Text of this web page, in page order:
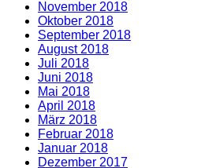
November 2018
Oktober 2018
September 2018
August 2018
Juli 2018
Juni 2018
Mai 2018
April 2018
März 2018
Februar 2018
Januar 2018
Dezember 2017